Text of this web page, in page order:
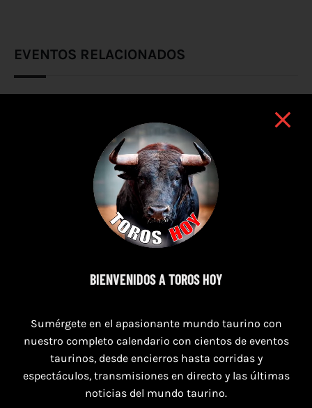
EVENTOS RELACIONADOS
7 de agosto de 2026
TOROS PUERTO DE SANTA MARÍA DEL 7 AL 9
BIENVENIDOS A TOROS HOY
Sumérgete en el apasionante mundo taurino con
nuestro completo calendario con cientos de eventos
taurinos, desde encierros hasta corridas y
espectáculos, transmisiones en directo y las últimas
noticias del mundo taurino.